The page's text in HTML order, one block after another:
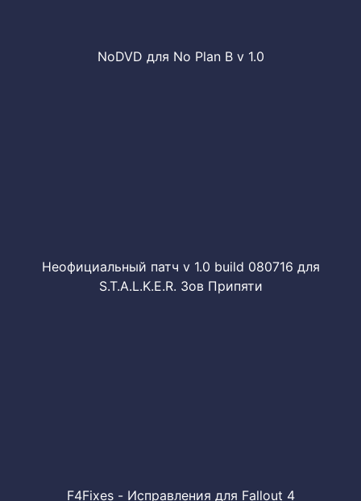
NoDVD для No Plan B v 1.0
Неофициальный патч v 1.0 build 080716 для
S.T.A.L.K.E.R. Зов Припяти
F4Fixes - Исправления для Fallout 4